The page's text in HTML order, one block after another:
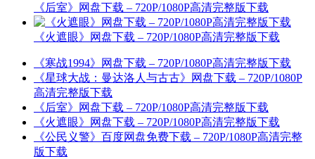
《后室》网盘下载 – 720P/1080P高清完整版下载
《火遮眼》网盘下载 – 720P/1080P高清完整版下载
《寒战1994》网盘下载 – 720P/1080P高清完整版下载
《星球大战：曼达洛人与古古》网盘下载 – 720P/1080P
高清完整版下载
《后室》网盘下载 – 720P/1080P高清完整版下载
《火遮眼》网盘下载 – 720P/1080P高清完整版下载
《公民义警》百度网盘免费下载 – 720P/1080P高清完整
版下载